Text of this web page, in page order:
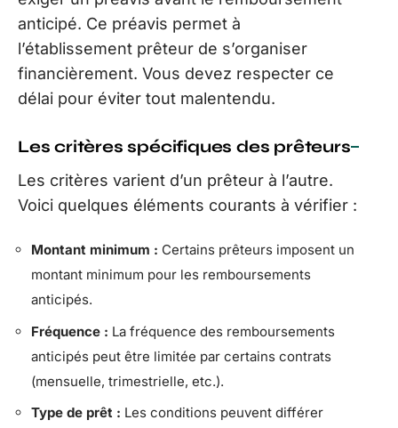
anticipé. Ce préavis permet à
l’établissement prêteur de s’organiser
financièrement. Vous devez respecter ce
délai pour éviter tout malentendu.
Les critères spécifiques des prêteurs
Les critères varient d’un prêteur à l’autre.
Voici quelques éléments courants à vérifier :
Montant minimum : Certains prêteurs imposent un
montant minimum pour les remboursements
anticipés.
Fréquence : La fréquence des remboursements
anticipés peut être limitée par certains contrats
(mensuelle, trimestrielle, etc.).
Type de prêt : Les conditions peuvent différer